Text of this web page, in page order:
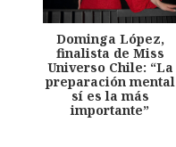
Dominga López,
finalista de Miss
Universo Chile: “La
preparación mental
sí es la más
importante”